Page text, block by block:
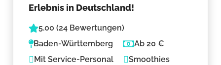
Erlebnis in Deutschland!
5.00 (24 Bewertungen)
Baden-Württemberg
Ab 20 €
Mit Service-Personal
Smoothies